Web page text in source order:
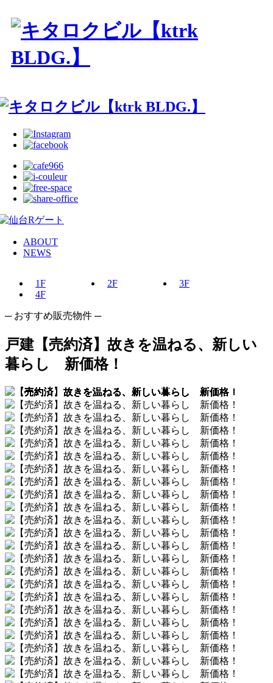
ABOUT
NEWS
1F 2F
3F
4F
─ おすすめ販売物件 ─
戸建 【売約済】故きを温ねる、新しい
暮らし 新価格！